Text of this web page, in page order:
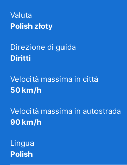
Valuta
Polish złoty
Direzione di guida
Diritti
Velocità massima in città
50 km/h
Velocità massima in autostrada
90 km/h
Lingua
Polish